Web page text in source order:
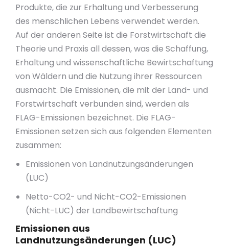
Produkte, die zur Erhaltung und Verbesserung
des menschlichen Lebens verwendet werden.
Auf der anderen Seite ist die Forstwirtschaft die
Theorie und Praxis all dessen, was die Schaffung,
Erhaltung und wissenschaftliche Bewirtschaftung
von Wäldern und die Nutzung ihrer Ressourcen
ausmacht. Die Emissionen, die mit der Land- und
Forstwirtschaft verbunden sind, werden als
FLAG-Emissionen bezeichnet. Die FLAG-
Emissionen setzen sich aus folgenden Elementen
zusammen:
Emissionen von Landnutzungsänderungen
(LUC)
Netto-CO2- und Nicht-CO2-Emissionen
(Nicht-LUC) der Landbewirtschaftung
Emissionen aus
Landnutzungsänderungen (LUC)